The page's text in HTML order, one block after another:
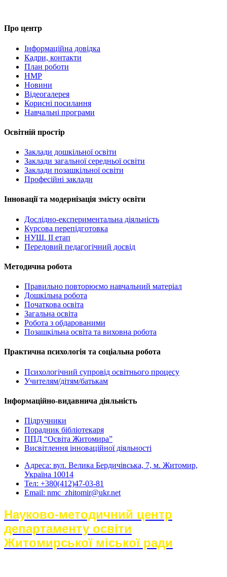
Про центр
Інформаційна довідка
Кадри, контакти
План роботи
НМР
Новини
Відеогалерея
Корисні посилання
Навчальні програми
Освітній простір
Заклади дошкільної освіти
Заклади загальної середньої освіти
Заклади позашкільної освіти
Професійні заклади
Інновації та модернізація змісту освіти
Дослідно-експериментальна діяльність
Курсова перепідготовка
НУШ. ІІ етап
Передовий педагогічний досвід
Методична робота
Правильно повторюємо навчальний матеріал
Дошкільна робота
Початкова освіта
Загальна освіта
Робота з обдарованими
Позашкільна освіта та виховна робота
Практична психологія та соціальна робота
Психологічний супровід освітнього процесу
Учителям/дітям/батькам
Інформаційно-видавнича діяльність
Підручники
Порадник бібліотекаря
ППД “Освіта Житомира”
Висвітлення інноваційної діяльності
Адреса: вул. Велика Бердичівська, 7, м. Житомир,
Україна 10014
Тел: +380(412)47-03-81
Email: nmc_zhitomir@ukr.net
Науково-методичний центр
департаменту освіти
Житомирської міської ради